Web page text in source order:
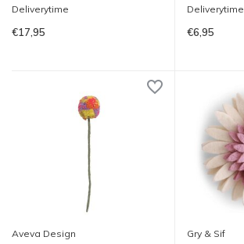
Deliverytime
€17,95
Deliverytime
€6,95
Aveva Design Gry & Sif